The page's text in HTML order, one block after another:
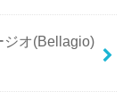
ジオ(Bellagio)